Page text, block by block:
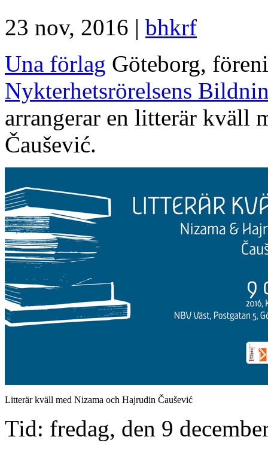
23 nov, 2016 | bhkrf
Una förlag Göteborg,
Nykterhetsrörelsens
arrangerar en litterär kväll
Čaušević.
Litterär kväll med Nizama och Hajrudin Čaušević
Tid: fredag, den 9